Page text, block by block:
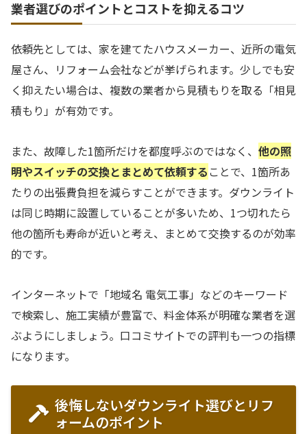
業者選びのポイントとコストを抑えるコツ
依頼先としては、家を建てたハウスメーカー、近所の電気
屋さん、リフォーム会社などが挙げられます。少しでも安
く抑えたい場合は、複数の業者から見積もりを取る「相見
積もり」が有効です。
また、故障した1箇所だけを都度呼ぶのではなく、 他の照
明やスイッチの交換とまとめて依頼する ことで、1箇所あ
たりの出張費負担を減らすことができます。ダウンライト
は同じ時期に設置していることが多いため、1つ切れたら
他の箇所も寿命が近いと考え、まとめて交換するのが効率
的です。
インターネットで「地域名 電気工事」などのキーワード
で検索し、施工実績が豊富で、料金体系が明確な業者を選
ぶようにしましょう。口コミサイトでの評判も一つの指標
になります。
後悔しないダウンライト選びとリフ
ォームのポイント